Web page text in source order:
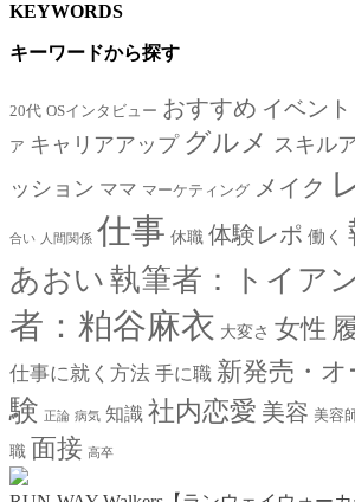
KEYWORDS
キーワードから探す
20代 OSインタビュー おすすめ イベント
ア キャリアアップ グルメ スキル
ッション ママ マーケティング メイク
合い 人間関係 仕事 休職 体験レポ 働く
あおい 執筆者：トイア
者：粕谷麻衣 大変さ 女性
仕事に就く方法 手に職 新発売・オ
験
正論 病気 知識 社内恋愛 美容 美容
職 面接 高卒